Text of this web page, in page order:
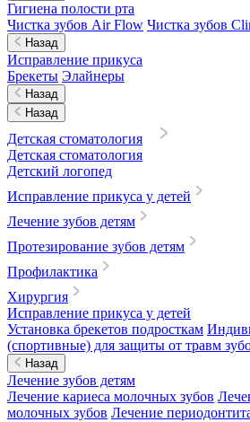
Гигиена полости рта
Чистка зубов Air Flow Чистка зубов
Назад
Исправление прикуса
Брекеты Элайнеры
Назад
Назад
Детская стоматология
Детская стоматология
Детский логопед
Исправление прикуса у детей
Лечение зубов детям
Протезирование зубов детям
Профилактика
Хирургия
Исправление прикуса у детей
Установка брекетов подросткам
(спортивные) для защиты от травм
Назад
Лечение зубов детям
Лечение кариеса молочных зубов
молочных зубов Лечение